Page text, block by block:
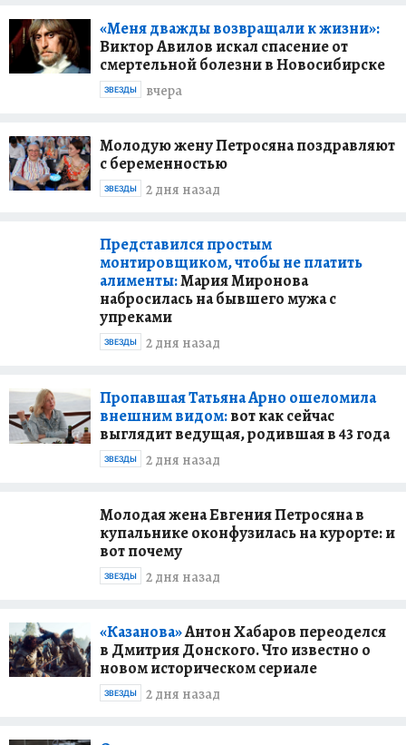
«Меня дважды возвращали к жизни»:
Виктор Авилов искал спасение от
смертельной болезни в Новосибирске
вчера
ЗВЕЗДЫ
Молодую жену Петросяна поздравляют
с беременностью
2 дня назад
ЗВЕЗДЫ
Представился простым
монтировщиком, чтобы не платить
алименты:Мария Миронова
набросилась на бывшего мужа с
упреками
2 дня назад
ЗВЕЗДЫ
Пропавшая Татьяна Арно ошеломила
внешним видом:вот как сейчас
выглядит ведущая, родившая в 43 года
2 дня назад
ЗВЕЗДЫ
Молодая жена Евгения Петросяна в
купальнике оконфузилась на курорте: и
вот почему
2 дня назад
ЗВЕЗДЫ
«Казанова»Антон Хабаров переоделся
в Дмитрия Донского. Что известно о
новом историческом сериале
2 дня назад
ЗВЕЗДЫ